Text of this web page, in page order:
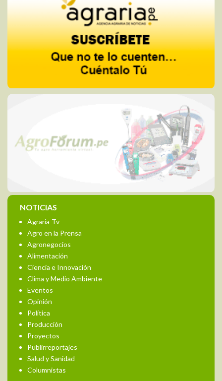
NOTICIAS
Agraria-Tv
Agro en la Prensa
Agronegocios
Alimentación
Ciencia e Innovación
Clima y Medio Ambiente
Eventos
Opinión
Política
Producción
Proyectos
Publirreportajes
Salud y Sanidad
Columnistas